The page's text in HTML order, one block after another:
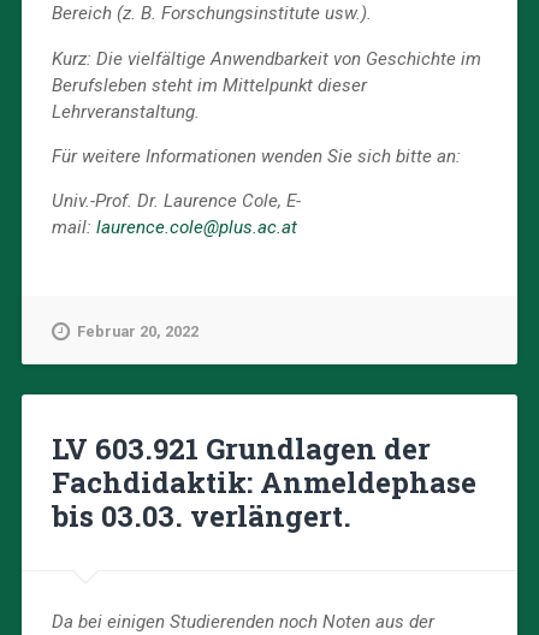
Bereich (z. B. Forschungsinstitute usw.).
Kurz: Die vielfältige Anwendbarkeit von Geschichte im
Berufsleben steht im Mittelpunkt dieser
Lehrveranstaltung.
Für weitere Informationen wenden Sie sich bitte an:
Univ.-Prof. Dr. Laurence Cole, E-
mail: laurence.cole@plus.ac.at
Februar 20, 2022
LV 603.921 Grundlagen der
Fachdidaktik: Anmeldephase
bis 03.03. verlängert.
Da bei einigen Studierenden noch Noten aus der